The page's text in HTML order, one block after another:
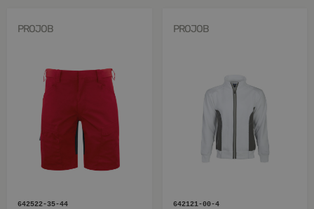
PROJOB
642522-35-44
PROJOB
642121-00-4